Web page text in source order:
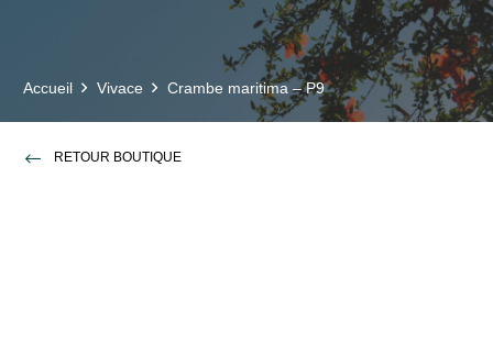
Accueil Vivace Crambe maritima – P9
RETOUR BOUTIQUE